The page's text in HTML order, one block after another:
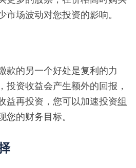
市场波动对您投资的影响。
款的另一个好处是复利的力
投资收益会产生额外的回报，
益再投资，您可以加速投资组
您的财务目标。